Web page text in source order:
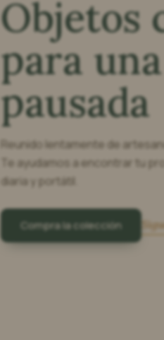
Objetos
para
pausada
Reunido lentamente de
Te ayudamos a encontrar tu
diaria y portátil.
Compra la colección